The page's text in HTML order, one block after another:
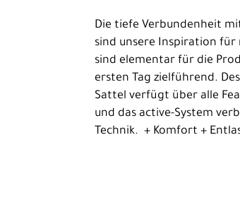
Die tiefe Verbundenheit
sind unsere Inspiration
sind elementar für die
ersten Tag zielführend.
Sattel verfügt über alle
und das active-System
Technik. + Komfort +